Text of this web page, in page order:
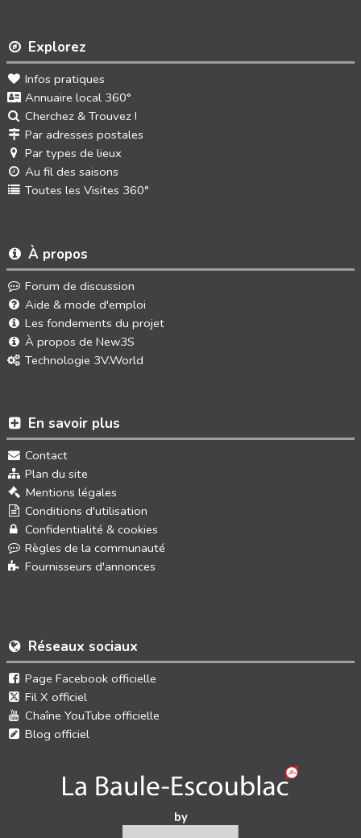
Réseaux sociaux
Page Facebook officielle
Fil X officiel
Chaîne YouTube officielle
Blog officiel
En savoir plus
Contact
Plan du site
Mentions légales
Conditions d'utilisation
Confidentialité & cookies
Règles de la communauté
Fournisseurs d'annonces
Explorez
Infos pratiques
Annuaire local 360°
Cherchez & Trouvez !
Par adresses postales
Par types de lieux
Au fil des saisons
Toutes les Visites 360°
À propos
Forum de discussion
Aide & mode d'emploi
Les fondements du projet
À propos de New3S
Technologie 3V.World
by